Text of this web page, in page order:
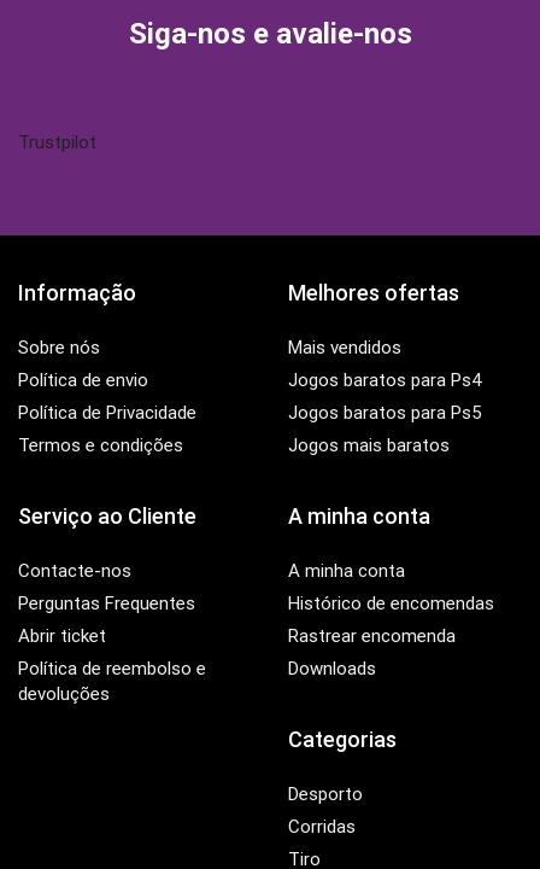
Siga-nos e avalie-nos
Trustpilot
Informação
Sobre nós
Política de envio
Política de Privacidade
Termos e condições
Melhores ofertas
Mais vendidos
Jogos baratos para Ps4
Jogos baratos para Ps5
Jogos mais baratos
Serviço ao Cliente
Contacte-nos
Perguntas Frequentes
Abrir ticket
Política de reembolso e
devoluções
A minha conta
A minha conta
Histórico de encomendas
Rastrear encomenda
Downloads
Categorias
Desporto
Corridas
Tiro